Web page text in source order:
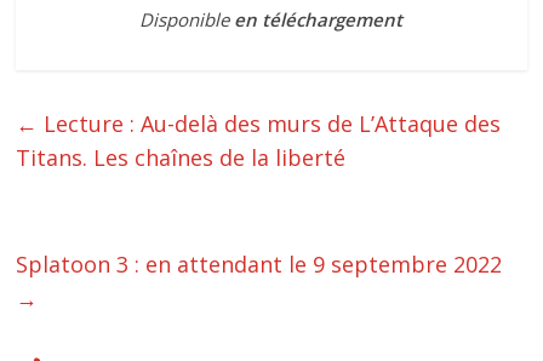
Disponible en téléchargement
← Lecture : Au-delà des murs de L’Attaque des
Titans. Les chaînes de la liberté
Splatoon 3 : en attendant le 9 septembre 2022
→